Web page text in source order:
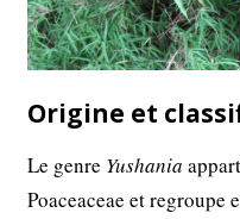
Origine et
Le genre Yushania
Poaceaceae et regroupe